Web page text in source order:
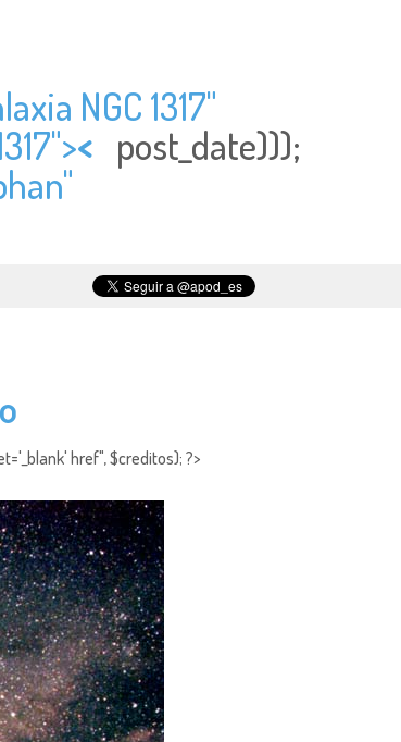
NGC 1317"
< post_date)));
href", $creditos); ?>